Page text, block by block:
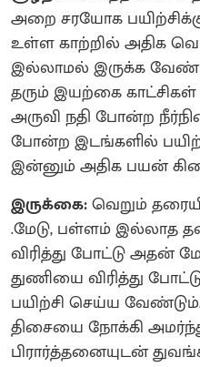
அறை சரயோக
உள்ள காற்றில் அதிக
இல்லாமல் இருக்க
தரும் இயற்கை
அருவி நதி போன்ற
போன்ற இடங்களில்
இன்னும் அதிக பயன்
இருக்கை:வெறும்
.மேடு, பள்ளம் இல்லாத
விரித்து போட்டு அதன்
துணியை விரித்து
பயிற்சி செய்ய
திசையை நோக்கி
பிரார்த்தனையுடன்